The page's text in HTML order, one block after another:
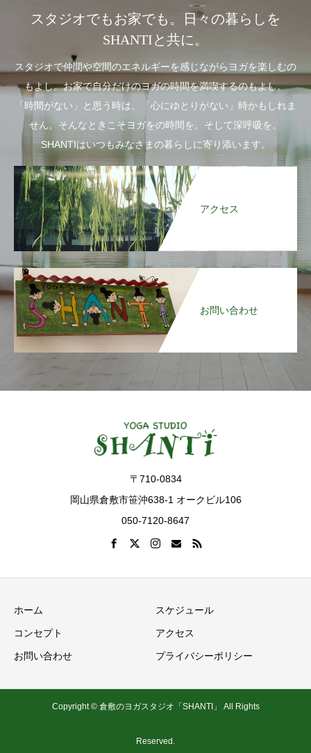
スタジオでもお家でも。日々の暮らしを
SHANTIと共に。
スタジオで仲間や空間のエネルギーを感じながらヨガを楽しむの
もよし。お家で自分だけのヨガの時間を満喫するのもよし。
「時間がない」と思う時は、「心にゆとりがない」時かもしれま
せん。そんなときこそヨガをの時間を。そして深呼吸を。
SHANTIはいつもみなさまの暮らしに寄り添います。
アクセス
お問い合わせ
〒710-0834
岡山県倉敷市笹沖638-1 オークビル106
050-7120-8647
ホーム スケジュール
コンセプト アクセス
お問い合わせ プライバシーポリシー
Copyright © 倉敷のヨガスタジオ「SHANTI」 All Rights
Reserved.